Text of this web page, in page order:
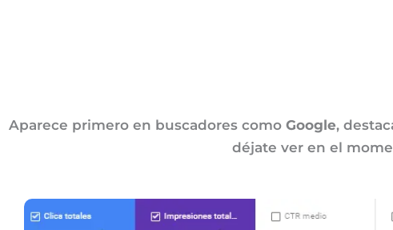
Aparece primero en buscadores como Google,
déjate ver en el